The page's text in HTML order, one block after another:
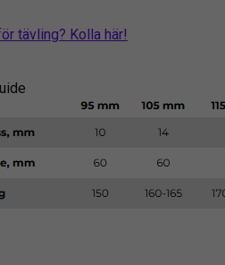
tävling? Kolla här!